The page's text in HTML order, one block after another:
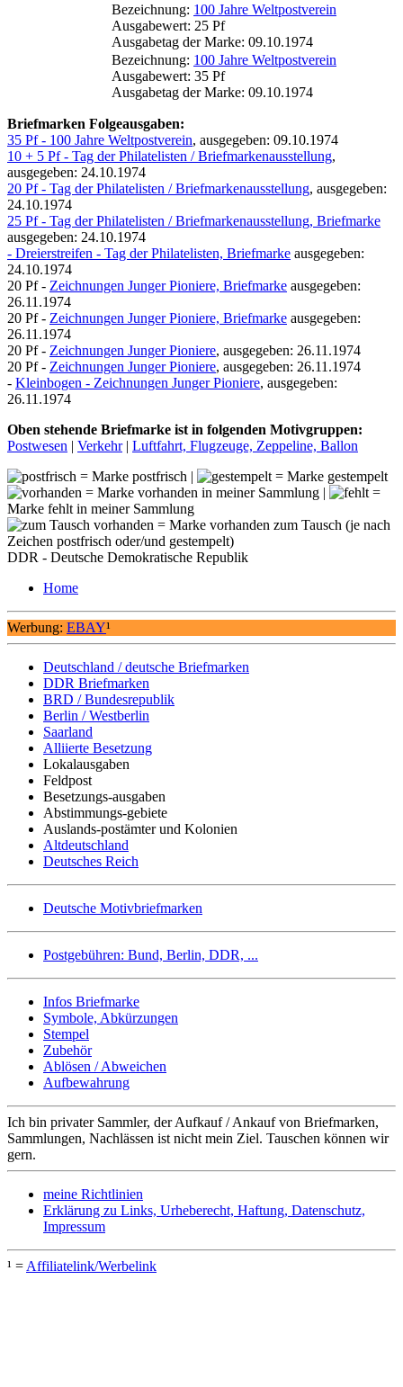
Bezeichnung: 100 Jahre Weltpostverein
Ausgabewert: 25 Pf
Ausgabetag der Marke: 09.10.1974
Bezeichnung: 100 Jahre Weltpostverein
Ausgabewert: 35 Pf
Ausgabetag der Marke: 09.10.1974
Briefmarken Folgeausgaben:
35 Pf - 100 Jahre Weltpostverein, ausgegeben: 09.10.1974
10 + 5 Pf - Tag der Philatelisten / Briefmarkenausstellung,
ausgegeben: 24.10.1974
20 Pf - Tag der Philatelisten / Briefmarkenausstellung, ausgegeben:
24.10.1974
25 Pf - Tag der Philatelisten / Briefmarkenausstellung, Briefmarke
ausgegeben: 24.10.1974
- Dreierstreifen - Tag der Philatelisten, Briefmarke ausgegeben:
24.10.1974
20 Pf - Zeichnungen Junger Pioniere, Briefmarke ausgegeben:
26.11.1974
20 Pf - Zeichnungen Junger Pioniere, Briefmarke ausgegeben:
26.11.1974
20 Pf - Zeichnungen Junger Pioniere, ausgegeben: 26.11.1974
20 Pf - Zeichnungen Junger Pioniere, ausgegeben: 26.11.1974
- Kleinbogen - Zeichnungen Junger Pioniere, ausgegeben:
26.11.1974
Oben stehende Briefmarke ist in folgenden Motivgruppen:
Postwesen | Verkehr| Luftfahrt, Flugzeuge, Zeppeline, Ballon
= Marke postfrisch |
= Marke gestempelt
= Marke vorhanden in meiner Sammlung |
=
Marke fehlt in meiner Sammlung
= Marke vorhanden zum Tausch (je nach
Zeichen postfrisch oder/und gestempelt)
DDR - Deutsche Demokratische Republik
Home
Werbung: EBAY¹
Deutschland / deutsche Briefmarken
DDR Briefmarken
BRD / Bundesrepublik
Berlin / Westberlin
Saarland
Alliierte Besetzung
Lokalausgaben
Feldpost
Besetzungs-ausgaben
Abstimmungs-gebiete
Auslands-postämter und Kolonien
Altdeutschland
Deutsches Reich
Deutsche Motivbriefmarken
Postgebühren: Bund, Berlin, DDR, ...
Infos Briefmarke
Symbole, Abkürzungen
Stempel
Zubehör
Ablösen / Abweichen
Aufbewahrung
Ich bin privater Sammler, der Aufkauf / Ankauf von Briefmarken,
Sammlungen, Nachlässen ist nicht mein Ziel. Tauschen können wir
gern.
meine Richtlinien
Erklärung zu Links, Urheberecht, Haftung, Datenschutz,
Impressum
¹ = Affiliatelink/Werbelink